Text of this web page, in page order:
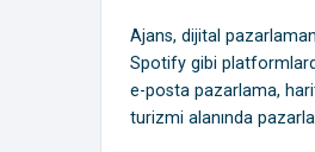
Ajans, dijital
Spotify gibi
e-posta pazarlama,
turizmi alanında